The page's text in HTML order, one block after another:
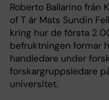
Roberto Ballarino från
of T är Mats Sundin
kring hur de första 2
befruktningen formar
handledare under
forskargruppsledare
universitet.